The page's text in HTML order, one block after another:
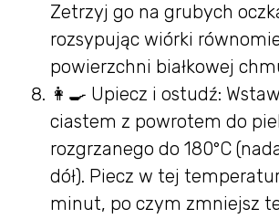
Zetrzyj go na grubych
rozsypując wiórki
powierzchni białkowej
👩‍🍳 Upiecz i ostudź:
ciastem z powrotem do
rozgrzanego do 180°C
dół). Piecz w tej
minut, po czym zmniejsz